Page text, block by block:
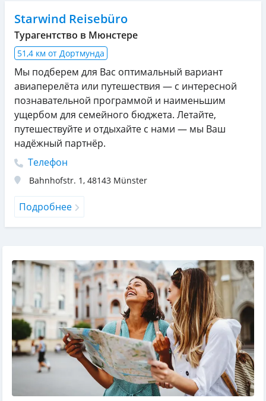
Starwind Reisebüro
Турагентство в Мюнстере
51,4 км от Дортмунда
Мы подберем для Вас оптимальный вариант
авиаперелёта или путешествия — с интересной
познавательной программой и наименьшим
ущербом для семейного бюджета. Летайте,
путешествуйте и отдыхайте с нами — мы Ваш
надёжный партнёр.
Телефон
Bahnhofstr. 1 , 48143 Münster
Подробнее